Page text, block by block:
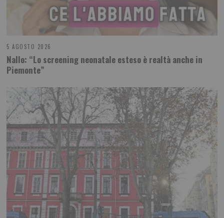
5 AGOSTO 2026
Nallo: “Lo screening neonatale esteso è realtà anche in
Piemonte”